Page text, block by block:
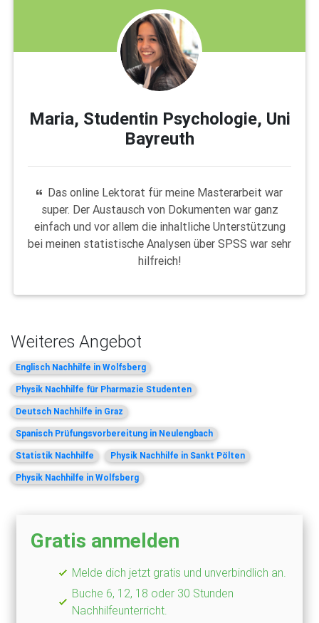
Maria, Studentin Psychologie, Uni
Bayreuth
Das online Lektorat für meine Masterarbeit war
super. Der Austausch von Dokumenten war ganz
einfach und vor allem die inhaltliche Unterstützung
bei meinen statistische Analysen über SPSS war sehr
hilfreich!
Weiteres Angebot
Englisch Nachhilfe in Wolfsberg
Physik Nachhilfe für Pharmazie Studenten
Deutsch Nachhilfe in Graz
Spanisch Prüfungsvorbereitung in Neulengbach
Statistik Nachhilfe Physik Nachhilfe in Sankt Pölten
Physik Nachhilfe in Wolfsberg
Gratis anmelden
Melde dich jetzt gratis und unverbindlich an.
Buche 6, 12, 18 oder 30 Stunden
Nachhilfeunterricht.